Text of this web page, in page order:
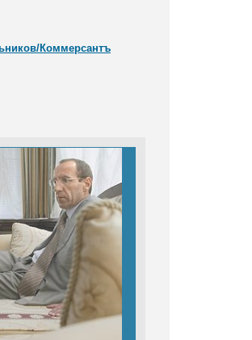
Коммерсантъ